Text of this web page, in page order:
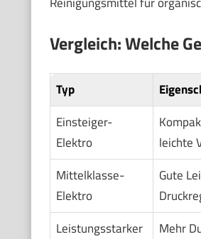
Vergleich: Welche
Typ
Einsteiger-
Elektro
leichte
Mittelklasse-
Elektro
Gute
Leistungsstarker
Mehr